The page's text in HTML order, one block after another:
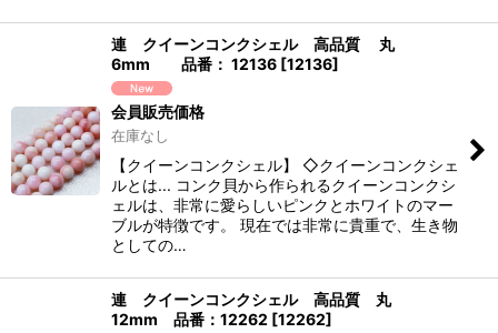
連 クイーンコンクシェル 高品質 丸
6mm 品番： 12136 [12136]
会員販売価格
在庫なし
【クイーンコンクシェル】 ◇クイーンコンクシェ
ルとは... コンク貝から作られるクイーンコンクシ
ェルは、非常に愛らしいピンクとホワイトのマー
ブルが特徴です。 現在では非常に貴重で、生き物
としての…
連 クイーンコンクシェル 高品質 丸
12mm 品番：12262 [12262]